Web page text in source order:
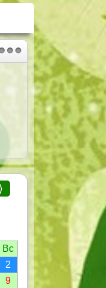
Желаю жить и
Удачу каждый
По пустякам не
Счастливой быть и
Вс
2
9